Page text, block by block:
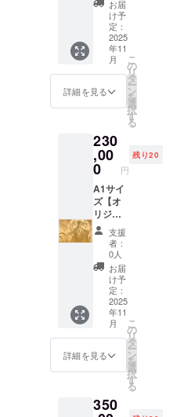
いただ
く費用
につい
て ・交
通費：
支援者
様ご自
費(公共
交通機
関）を
ご負担
いただ
きま
す。 ・
お食事
代：当
日同席
される
お食事
（ラン
チまた
はカ
フェ
等）の
(支援者
いただ
いただきます ※
個人の方は、
ニックネームや
匿名での掲載も
可能です
ｍｍ
A2版画
・詳
細：雅
龍garo
レー
ザー彫
刻作品
(版画50
枚)の販
提供方
法：A2
サイズ
レー
ザー彫
刻版画
提供 ・
注意事
項：指
定デザ
インの
みの版
画販売
許可権
利にな
りま
す。 ※
お届け
の版画
裏に販
の彫刻
お届
け予
定：
2025
年11
月
詳細を見る
こ
の
リ
タ
ー
ン
を
選
択
す
る
230
,00
0 円
残り20
A1サイ
ズ【オ
リジナ
ルデザ
イン
レー
ザー彫
刻 】 月
夜見(ツ
クヨミ)
をデザ
インし
た MDF
レー
ザー彫
刻作品
しま
支援
者：
0人
お届
け予
定：
2025
年11
月
詳細を見る
こ
の
リ
タ
ー
ン
を
選
択
す
る
350